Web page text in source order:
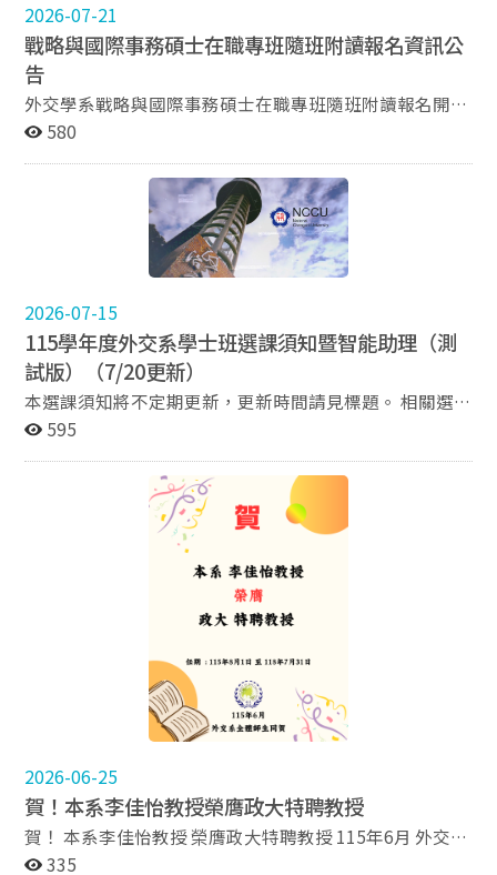
碩士學位學程(IMPIS)或日本研究碩士學位學程者請參考
「國立政治大學國際事務學院學士班學生五年一貫修讀
學、碩士學位鼓勵辦法」 三、申請期限：即日起至115年
7月31日（星期五）中午12點止。 四、申請方式：申請資
料（紙本或電子檔皆可，推薦函可另送）請逕送綜合院館
北棟9樓外交學系辦公室鄭助教。 五、如有疑問，請於上
班時逕洽外交系辦鄭助教或是電郵
dip50918@nccu.edu.tw ，來信主旨請註明「申請115學
年度五年一貫-OOO（姓名）」。
2026-07-21
戰略與國際事務碩士在職專班隨班附讀報名資訊公
告
外交學系戰略與國際事務碩士在職專班隨班附讀報名開跑
囉！ 歡迎有意進修的同學們把握時間報名上課 日後若考
附讀開課課程如下 (隨班附讀將依專班實際課程為準，如
有異動公企中心將另行通知選課學員，造成不便請見
nx2/class?id=&classId=4M06B5092 *國際法與國家安全
nx2/class?id=&classId=4M06B5093 *歐盟與國家安全
(張守珩教授) https://cpbae.nccu.edu.tw/cpbae-service-
nx2/class?id=&classId=4M06B5094 *危機處理(林正義
教授) https://cpbae.nccu.edu.tw/cpbae-service-
nx2/class?id=&classId=4M06B5095 *印太國際政治與智
庫外交(楊昊教授) https://cpbae.nccu.edu.tw/cpbae-
service-nx2/class?id=&classId=4M06B5096 *跨文化溝
通與談判(黃奎博教授) *戰略班開課
https://cpbae.nccu.edu.tw/cpbae-service-nx2/class?
id=&classId=4M06B5097 *區域研究-俄國與東歐國際關
係研究(連弘宜教授) *戰略班開課
https://cpbae.nccu.edu.tw/cpbae-service-nx2/class?
id=&classId=4M06B5098 *永續發展與全球挑戰(楊文琪
service-nx2/class?id=&classId=4M06B5099 *全球化與
經濟整合(鄧中堅教授) *戰略班開課
https://cpbae.nccu.edu.tw/cpbae-service-nx2/class?
id=&classId=4M06B509A *傳播、文化與外交(林碧炤教
service-nx2/class?id=&classId=4M06B509B *發展中國
家與國際關係研究(邱稔壤教授) *戰略班開課
https://cpbae.nccu.edu.tw/cpbae-service-nx2/class?
id=&classId=4M06B509C *國家戰略研究(陳偉華教授) *
580
2026-07-15
115學年度外交系學士班選課須知暨智能助理（測
試版）（7/20更新）
本選課須知將不定期更新，更新時間請見標題。 相關選課
日程及全校綜合選課須知請參照學校網站說明 115學年度
照附檔，選課前請務必詳閱，另幾點重要提醒如下： 1. 閱
讀完選課須知後，如仍有任何關於學士班選課或學分問
題，可先利用115學年度外交學系選課智能助理 （測試
版），若仍須確認請Email或於上班時間（請避開中午休
息時間）電洽02-2939-3091轉校內分機50916陳助教。
2. 115學年度外交學系選課智能助理 （測試版） 為方便同
學解決選課相關問題，本學期首度導入AI協助彙整資料，
（本公告下方） 3. 初選後如有任何選課困難需要助教協
辦，請於115年9月開學首二日(9/7-8)，早上9：00-11：
30、下午14：00-16：30親至外交學系辦公室（綜合院館
北棟9樓）詢問。 4. 本須知僅適用於外交系選課，若有其
他系所選課問題一律依本校或他系規定為主。 【115學年
度外交學系選課智能助理 （測試版）— 使用須知】 ⚠️ 使
用時務必留意以下注意事項： 1. 問題清楚明確：詢問時，
請一次問一個問題並提供正確且完整說明，以利AI搜尋來
源並提供較正確之回覆。 2. 時間與日期請核對學校行事
595
2026-06-25
賀！本系李佳怡教授榮膺政大特聘教授
賀！ 本系李佳怡教授 榮膺政大特聘教授 115年6月 外交系
全體師生 同賀
335